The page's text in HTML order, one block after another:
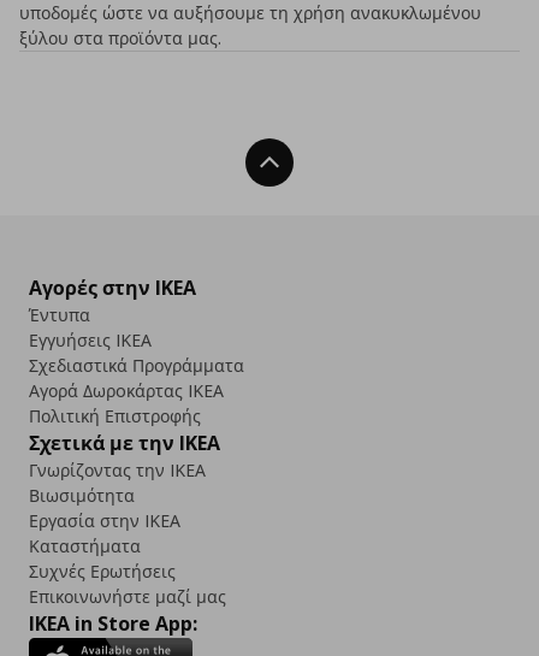
υποδομές ώστε να αυξήσουμε τη χρήση ανακυκλωμένου
ξύλου στα προϊόντα μας.
Back To Top
Αγορές στην IKEA
Έντυπα
Εγγυήσεις IKEA
Σχεδιαστικά Προγράμματα
Αγορά Δωρoκάρτας IKEA
Πολιτική Επιστροφής
Σχετικά με την IKEA
Γνωρίζοντας την IKEA
Βιωσιμότητα
Εργασία στην IKEA
Καταστήματα
Συχνές Ερωτήσεις
Επικοινωνήστε μαζί μας
IKEA in Store App: